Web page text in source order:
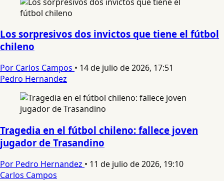
Los sorpresivos dos invictos que tiene el fútbol
chileno
Por Carlos Campos • 14 de julio de 2026, 17:51
Pedro Hernandez
Tragedia en el fútbol chileno: fallece joven
jugador de Trasandino
Por Pedro Hernandez • 11 de julio de 2026, 19:10
Carlos Campos